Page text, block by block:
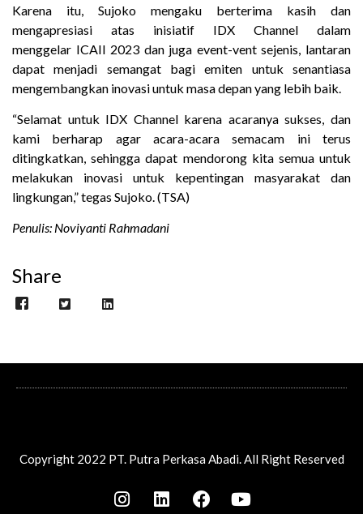
Karena itu, Sujoko mengaku berterima kasih dan
mengapresiasi atas inisiatif IDX Channel dalam
menggelar ICAII 2023 dan juga event-vent sejenis, lantaran
dapat menjadi semangat bagi emiten untuk senantiasa
mengembangkan inovasi untuk masa depan yang lebih baik.
“Selamat untuk IDX Channel karena acaranya sukses, dan
kami berharap agar acara-acara semacam ini terus
ditingkatkan, sehingga dapat mendorong kita semua untuk
melakukan inovasi untuk kepentingan masyarakat dan
lingkungan,” tegas Sujoko. (TSA)
Penulis: Noviyanti Rahmadani
Share
Copyright 2022 PT. Putra Perkasa Abadi. All Right Reserved